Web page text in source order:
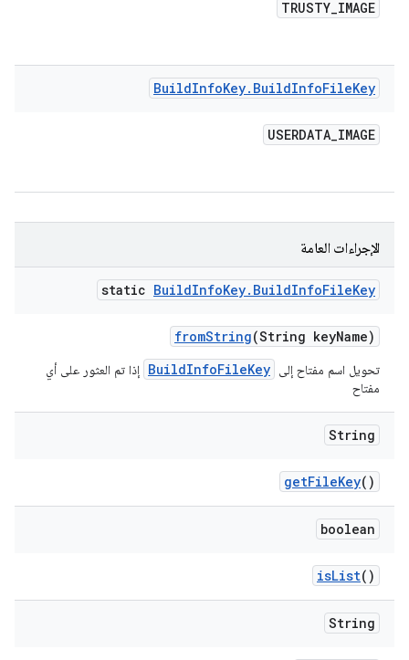
TRUSTY_IMAGE
BuildInfoKey. BuildInfoFileKey
USERDATA_IMAGE
الإجراءات العامة
static BuildInfoKey. BuildInfoFileKey
fromString(String keyName)
تحويل اسم مفتاح إلى BuildInfoFileKey
إذا تم العثور على أي
مفتاح
String
getFileKey()
boolean
isList()
String